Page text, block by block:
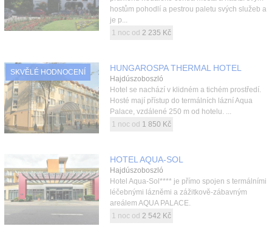
hostům pohodlí a pestrou paletu svých služeb a
je p...
1 noc od 2 235 Kč
SKVĚLÉ HODNOCENÍ HUNGAROSPA THERMAL HOTEL
Hajdúszoboszló
Hotel se nachází v klidném a tichém prostředí.
Hosté mají přístup do termálních lázní Aqua
Palace, vzdálené 250 m od hotelu. ...
1 noc od 1 850 Kč
HOTEL AQUA-SOL
Hajdúszoboszló
Hotel Aqua-Sol**** je přímo spojen s termálními
léčebnými lázněmi a zážitkově-zábavným
areálem AQUA PALACE.
1 noc od 2 542 Kč